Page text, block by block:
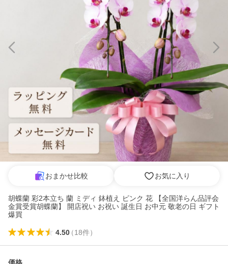
おまかせ比較 お気に入り
胡蝶蘭 彩2本立ち 蘭 ミディ 鉢植え ピンク 花 【全国洋らん品評会
金賞受賞胡蝶蘭】 開店祝い お祝い 誕生日 お中元 敬老の日 ギフト
爆買
4.50（18件）